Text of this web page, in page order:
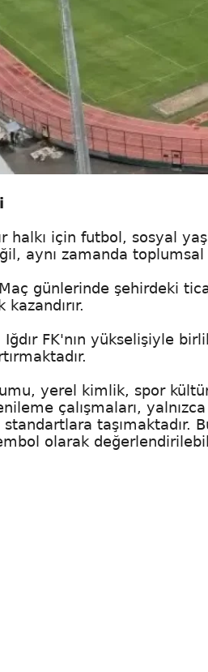
halkı için futbol, sosyal
aynı zamanda
günlerinde şehirdeki
kazandırır.
FK'nın yükselişiyle
yerel kimlik, spor
çalışmaları,
standartlara
olarak